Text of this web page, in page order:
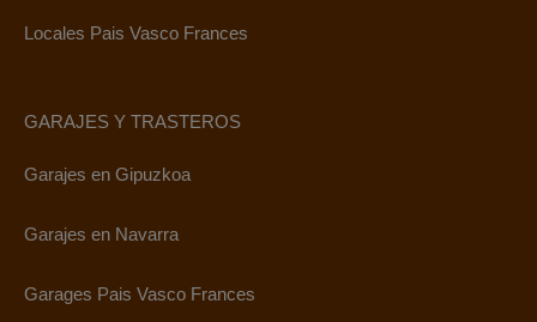
Locales Pais Vasco Frances
GARAJES Y TRASTEROS
Garajes en Gipuzkoa
Garajes en Navarra
Garages Pais Vasco Frances